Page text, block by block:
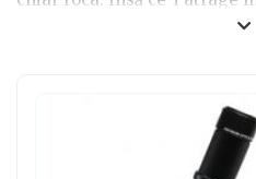
atunci când se joacă cu o
socială, emoțională și fizică.
medie de exemplu 6-7 ani
extrem de atașați de